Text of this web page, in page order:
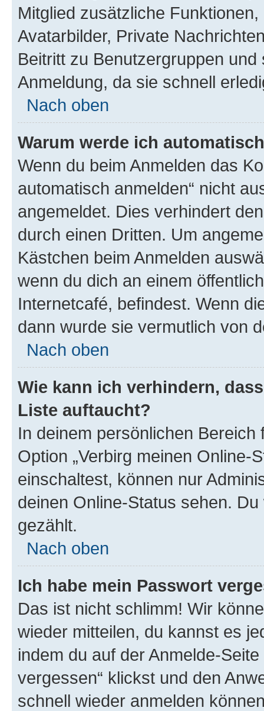
Mitglied zusätzliche
Avatarbilder, Private
Beitritt zu Benutzergruppen
Anmeldung, da sie schnell
Nach oben
Warum werde ich
Wenn du beim Anmelden das
automatisch anmelden“ nicht
angemeldet. Dies verhindert
durch einen Dritten. Um
Kästchen beim Anmelden
wenn du dich an einem
Internetcafé, befindest. Wenn
dann wurde sie vermutlich von
Nach oben
Wie kann ich verhindern,
Liste auftaucht?
In deinem persönlichen
Option „Verbirg meinen Online-
einschaltest, können nur
deinen Online-Status sehen.
gezählt.
Nach oben
Ich habe mein Passwort
Das ist nicht schlimm! Wir
wieder mitteilen, du kannst es
indem du auf der Anmelde-
vergessen“ klickst und den
schnell wieder anmelden